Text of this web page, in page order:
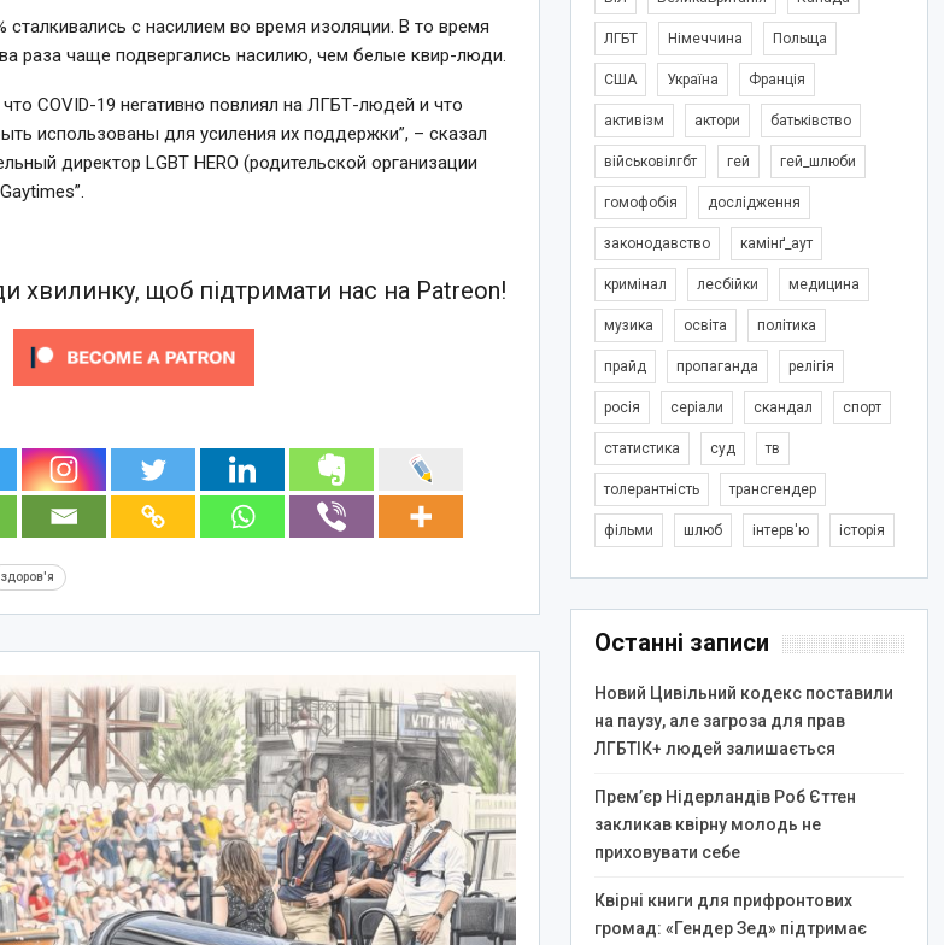
сталкивались с насилием во время изоляции. В то время
раза чаще подвергались насилию, чем белые квир-люди.
COVID-19 негативно повлиял на ЛГБТ-людей и что
использованы для усиления их поддержки”, – сказал
директор LGBT HERO (родительской организации
хвилинку, щоб підтримати нас на Patreon!
здоров'я
ЛГБТ Німеччина Польща
США Україна Франція
активізм актори батьківство
військовілгбт гей гей_шлюби
гомофобія дослідження
законодавство камінґ_аут
кримінал лесбійки медицина
музика освіта політика
прайд пропаганда релігія
росія серіали скандал спорт
статистика суд тв
толерантність трансгендер
фільми шлюб інтерв'ю історія
Останні записи
Новий Цивільний кодекс поставили
на паузу, але загроза для прав
ЛГБТІК+ людей залишається
Прем’єр Нідерландів Роб Єттен
закликав квірну молодь не
приховувати себе
Квірні книги для прифронтових
громад: «Гендер Зед» підтримає